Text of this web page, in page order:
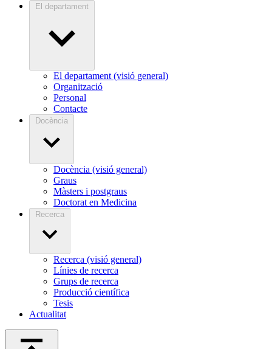
El departament
El departament (visió general)
Organització
Personal
Contacte
Docència
Docència (visió general)
Graus
Màsters i postgraus
Doctorat en Medicina
Recerca
Recerca (visió general)
Línies de recerca
Grups de recerca
Producció científica
Tesis
Actualitat